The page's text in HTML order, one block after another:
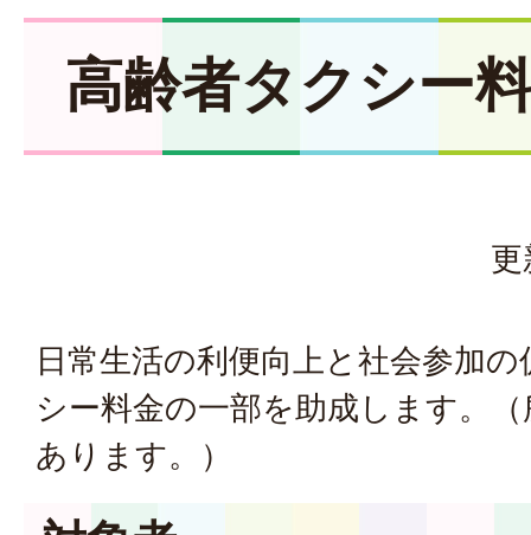
高齢者タクシー
日常生活の利便向上と社会参加
シー料金の一部を助成します。
あります。）